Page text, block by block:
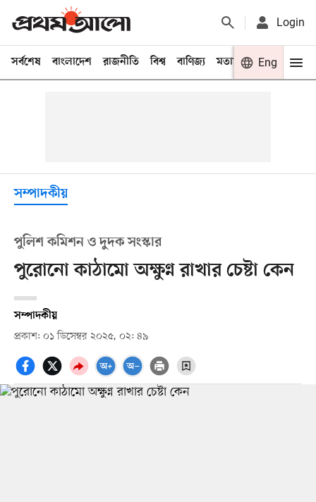
Login
সর্বশেষ বাংলাদেশ রাজনীতি বিশ্ব বাণিজ্য মতামত খেলা
Eng
সম্পাদকীয়
পুলিশ কমিশন ও দুদক সংস্কার
পুরোনো কাঠামো অক্ষুণ্ন রাখার চেষ্টা কেন
সম্পাদকীয়
প্রকাশ: ০১ ডিসেম্বর ২০২৫, ০২: ৪৯